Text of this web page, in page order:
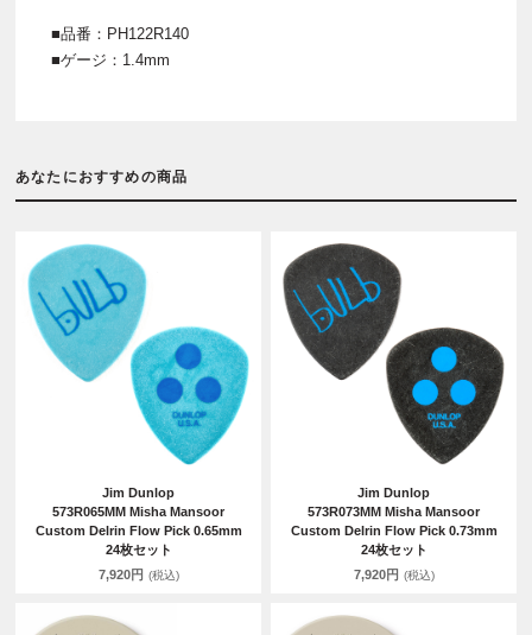
■品番：PH122R140
■ゲージ：1.4mm
あなたにおすすめの商品
Jim Dunlop
573R065MM Misha Mansoor
Custom Delrin Flow Pick 0.65mm
24枚セット
7,920円 (税込)
Jim Dunlop
573R073MM Misha Mansoor
Custom Delrin Flow Pick 0.73mm
24枚セット
7,920円 (税込)